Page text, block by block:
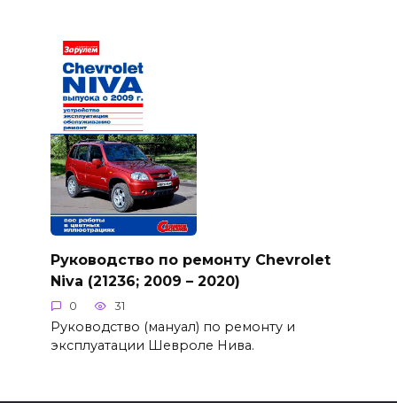
Руководство по ремонту Chevrolet
Niva (21236; 2009 – 2020)
0 31
Руководство (мануал) по ремонту и
эксплуатации Шевроле Нива.